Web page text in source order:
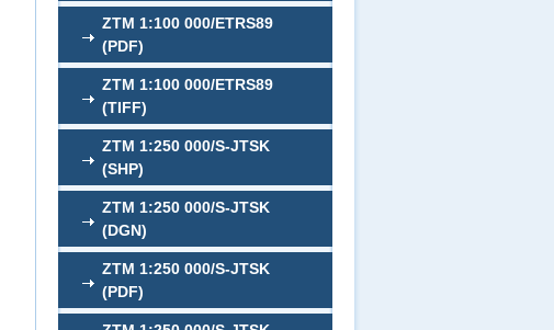
ZTM 1:100 000/ETRS89
(PDF)
ZTM 1:100 000/ETRS89
(TIFF)
ZTM 1:250 000/S-JTSK
(SHP)
ZTM 1:250 000/S-JTSK
(DGN)
ZTM 1:250 000/S-JTSK
(PDF)